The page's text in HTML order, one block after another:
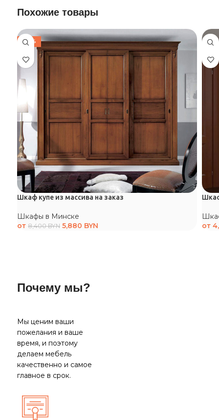
Похожие товары
-30%
Шкаф купе из массива на заказ
Шкафы в Минске
от 8,400BYN 5,880 BYN
от
Почему мы?
Мы ценим ваши
пожелания и ваше
время, и поэтому
делаем мебель
качественно и самое
главное в срок.